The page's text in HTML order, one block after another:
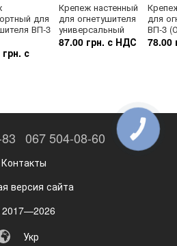
для
ВП-3
с
Крепеж настенный
для огнетушителя
универсальный
87.00 грн. с НДС
для
ВП-3
78.00
067 504-08-60
Контакты
версия сайта
Укр
КНОПКА
ЗВ'ЯЗКУ